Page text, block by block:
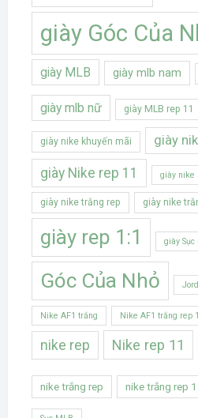
giày Góc Của
giày MLB giày mlb nam
giày mlb nữ giày MLB rep 11
giày nike khuyến mãi giày
giày Nike rep 11 giày nike
giày nike trắng rep giày nike
giày rep 1:1 giày Sục
Góc Của Nhỏ
Nike AF1 trắng Nike AF1 trắng rep
nike rep Nike rep 11
nike trắng rep nike trắng rep